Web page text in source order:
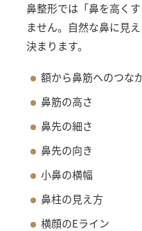
鼻整形では「鼻を高く
ません。自然な鼻に見
決まります。
額から鼻筋へのつな
鼻筋の高さ
鼻先の細さ
鼻先の向き
小鼻の横幅
鼻柱の見え方
横顔のEライン